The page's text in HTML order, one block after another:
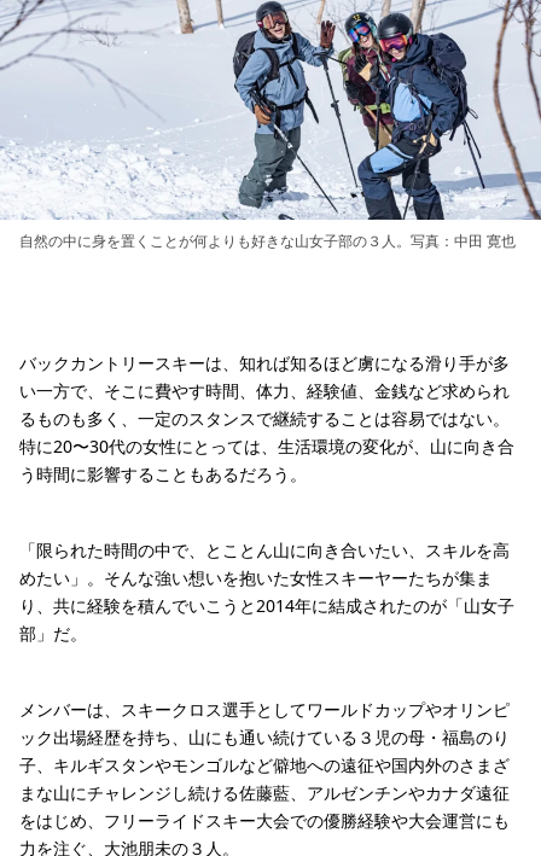
自然の中に身を置くことが何よりも好きな山女子部の３人。写真：中田 寛也
バックカントリースキーは、知れば知るほど虜になる滑り手が多
い一方で、そこに費やす時間、体力、経験値、金銭など求められ
るものも多く、一定のスタンスで継続することは容易ではない。
特に20〜30代の女性にとっては、生活環境の変化が、山に向き合
う時間に影響することもあるだろう。
「限られた時間の中で、とことん山に向き合いたい、スキルを高
めたい」。そんな強い想いを抱いた女性スキーヤーたちが集ま
り、共に経験を積んでいこうと2014年に結成されたのが「山女子
部」だ。
メンバーは、スキークロス選手としてワールドカップやオリンピ
ック出場経歴を持ち、山にも通い続けている３児の母・福島のり
子、キルギスタンやモンゴルなど僻地への遠征や国内外のさまざ
まな山にチャレンジし続ける佐藤藍、アルゼンチンやカナダ遠征
をはじめ、フリーライドスキー大会での優勝経験や大会運営にも
力を注ぐ、大池朋未の３人。